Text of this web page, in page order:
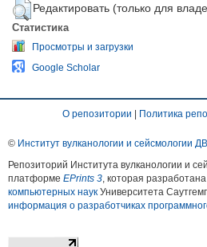
Редактировать (только для
Статистика
Просмотры и загрузки
Google Scholar
О репозитории | Политика
© Институт вулканологии и сейсмологии
Репозиторий Института вулканологии и
платформе EPrints 3 , которая
компьютерных наук Университета
информация о разработчиках